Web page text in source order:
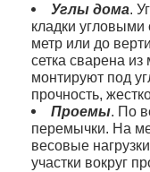
Углы дома.
кладки
метр или до
сетка сварена
монтируют под
прочность,
Проемы. По
перемычки. На
весовые
участки вокруг